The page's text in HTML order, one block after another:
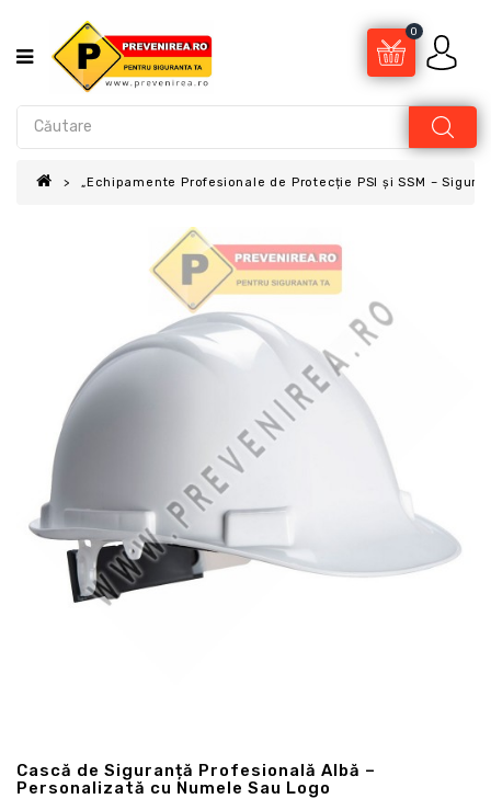
0
„Echipamente Profesionale de Protecție PSI și SSM –
Cască de Siguranță Profesională Albă –
Personalizată cu Numele Sau Logo